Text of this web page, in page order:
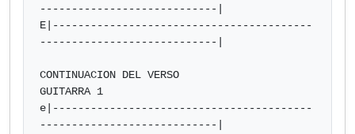
----------------------------|
E|-----------------------------------------
----------------------------|
CONTINUACION DEL VERSO
GUITARRA 1
e|-----------------------------------------
----------------------------|